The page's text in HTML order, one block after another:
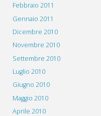
Febbraio 2011
Gennaio 2011
Dicembre 2010
Novembre 2010
Settembre 2010
Luglio 2010
Giugno 2010
Maggio 2010
Aprile 2010